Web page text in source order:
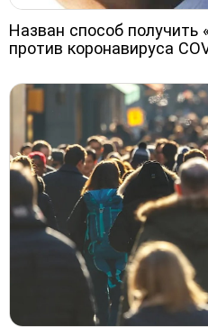
Назван способ получить
против коронавируса